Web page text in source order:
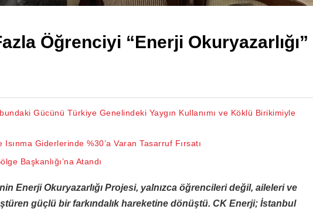
Öğrenciyi “Enerji Okuryazarlığı”
Gücünü Türkiye Genelindeki Yaygın Kullanımı ve Köklü Birikimiyle
Giderlerinde %30’a Varan Tasarruf Fırsatı
Başkanlığı’na Atandı
Enerji Okuryazarlığı Projesi, yalnızca öğrencileri değil, aileleri ve
güçlü bir farkındalık hareketine dönüştü. CK Enerji; İstanbul